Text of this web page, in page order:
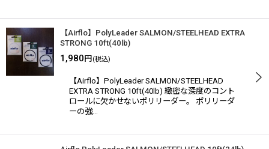
【Airflo】PolyLeader SALMON/STEELHEAD EXTRA
STRONG 10ft(40lb)
1,980 円 (税込)
【Airflo】PolyLeader SALMON/STEELHEAD
EXTRA STRONG 10ft(40lb) 緻密な深度のコント
ロールに欠かせないポリリーダー。 ポリリーダ
ーの強…